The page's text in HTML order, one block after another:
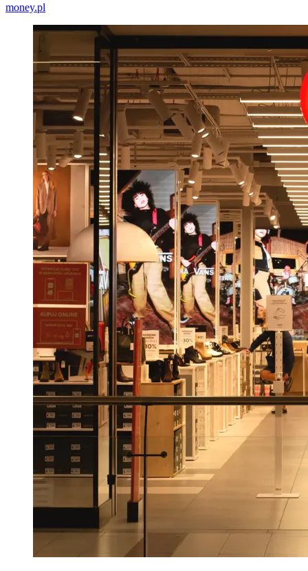
money.pl